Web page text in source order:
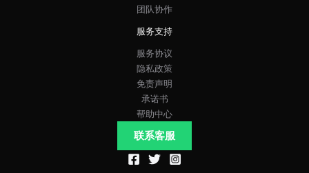
团队协作
服务支持
服务协议
隐私政策
免责声明
承诺书
帮助中心
联系客服